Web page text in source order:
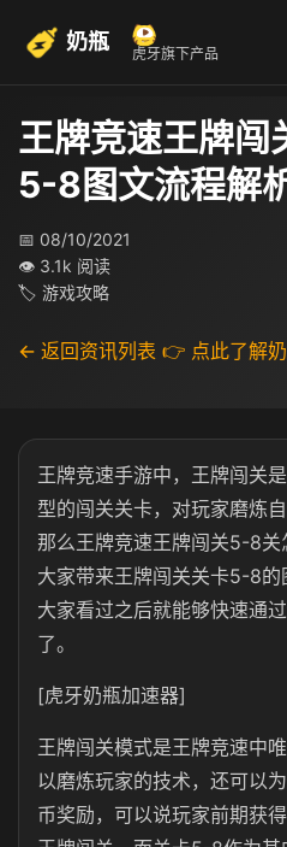
奶瓶 虎牙旗下产品
王牌竞速王牌
5-8图文流程解
📅 08/10/2021
👁 3.1k 阅读
🏷 游戏攻略
← 返回资讯列表 👉 点此了解
王牌竞速手游中，王牌闯关
型的闯关关卡，对玩家磨炼
那么王牌竞速王牌闯关5-8
大家带来王牌闯关关卡5-8
大家看过之后就能够快速通
了。
[虎牙奶瓶加速器]
王牌闯关模式是王牌竞速中
以磨炼玩家的技术，还可以
币奖励，可以说玩家前期获